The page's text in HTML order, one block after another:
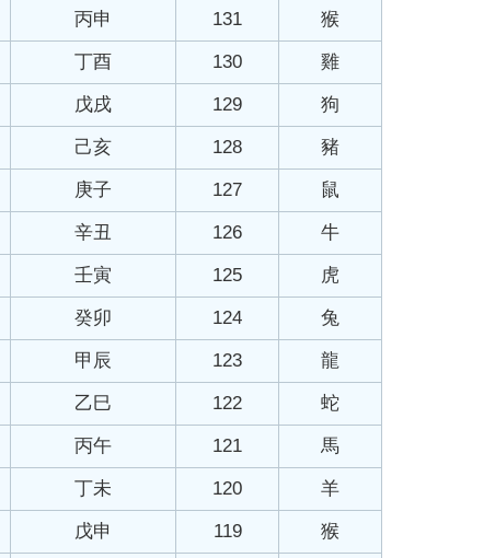
丙申 131 猴
丁酉 130 雞
戊戌 129 狗
己亥 128 豬
庚子 127 鼠
辛丑 126 牛
壬寅 125 虎
癸卯 124 兔
甲辰 123 龍
乙巳 122 蛇
丙午 121 馬
丁未 120 羊
戊申 119 猴